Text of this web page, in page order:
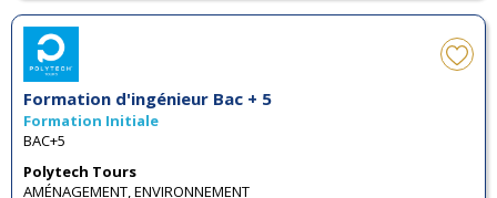
Formation d'ingénieur Bac + 5
Formation Initiale
BAC+5
Polytech Tours
AMÉNAGEMENT, ENVIRONNEMENT